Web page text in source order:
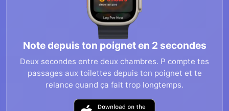
Note depuis ton poignet en 2 secondes
Deux secondes entre deux chambres. P compte tes
passages aux toilettes depuis ton poignet et te
relance quand ça fait trop longtemps.